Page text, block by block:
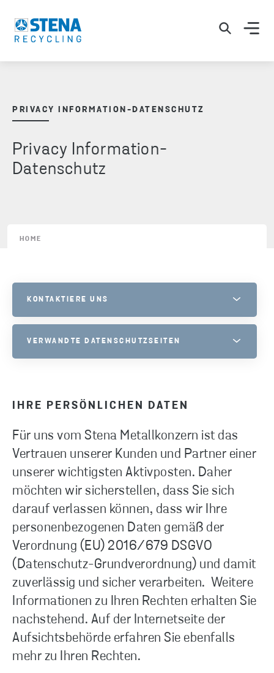
PRIVACY INFORMATION-DATENSCHUTZ
Privacy Information-
Datenschutz
HOME
IHRE PERSÖNLICHEN DATEN
Für uns vom Stena Metallkonzern ist das
Vertrauen unserer Kunden und Partner einer
unserer wichtigsten Aktivposten. Daher
möchten wir sicherstellen, dass Sie sich
darauf verlassen können, dass wir Ihre
personenbezogenen Daten gemäß der
Verordnung (EU) 2016/679 DSGVO
(Datenschutz-Grundverordnung) und damit
zuverlässig und sicher verarbeiten. Weitere
Informationen zu Ihren Rechten erhalten Sie
nachstehend. Auf der Internetseite der
Aufsichtsbehörde erfahren Sie ebenfalls
mehr zu Ihren Rechten.
KONTAKTIERE UNS
BITTE ZÖGERN SIE NICHT, UNS ZU KONTAKTIEREN, WENN SIE
VERWANDTE DATENSCHUTZSEITEN
COOKIES
KAMERAÜBERWACHUNG